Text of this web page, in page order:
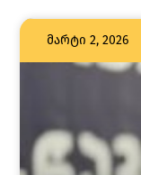
მარტი 2, 2026